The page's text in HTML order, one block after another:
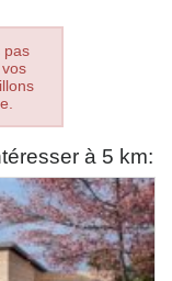
pas
à 5 km: